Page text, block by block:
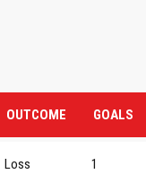
GOALS
OUTCOME
1
Loss